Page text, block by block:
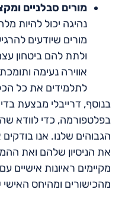
מורים סבלניים
נהיגה יכול להיות
מורים שיודעים
ולתת להם ביטחון
אווירה נעימה
לתלמידים את כל
בנוסף, דרייבלי מבצעת
בפלטפורמה, כדי לוודא
הגבוהים שלנו. אנו
את הניסיון שלהם ואת
מקיימים ראיונות
מהכישורים ומהיחס